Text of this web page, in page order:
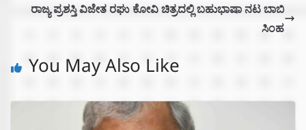
ರಾಜ್ಯ ಪ್ರಶಸ್ತಿ ವಿಜೇತ ರಘು ಕೋವಿ ಚಿತ್ರದಲ್ಲಿ ಬಹುಭಾಷಾ ನಟ ಬಾಬಿ
ಸಿಂಹ
You May Also Like